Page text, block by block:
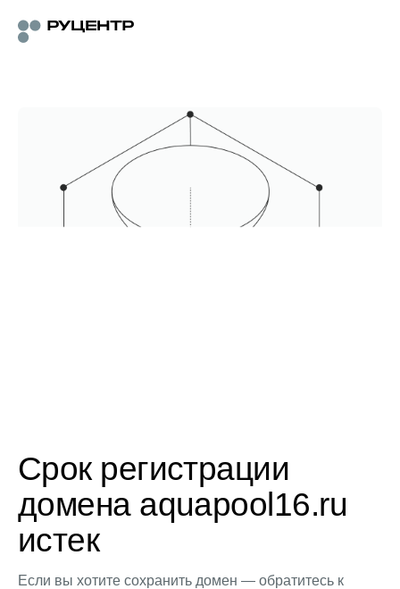
Срок регистрации
домена aquapool16.ru
истек
Если вы хотите сохранить домен — обратитесь к